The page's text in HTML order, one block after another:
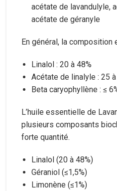
acétate de lavandulyle,
acétate de géranyle
En général, la composition
Linalol : 20 à 48%
Acétate de linalyle : 25 à
Beta caryophyllène : ≤
L’huile essentielle de
plusieurs composants
forte quantité.
Linalol (20 à 48%)
Géraniol (≤1,5%)
Limonène (≤1%)